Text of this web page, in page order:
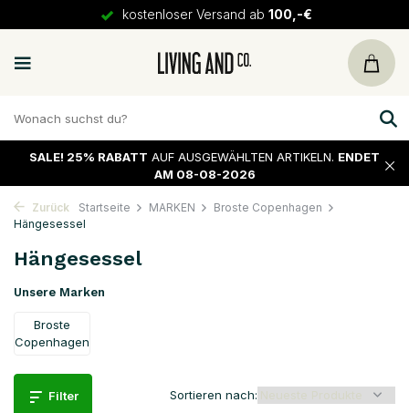
kostenloser Versand ab 100,-€
SALE! 25% RABATT AUF AUSGEWÄHLTEN ARTIKELN. ENDET
AM 08-08-2026
Zurück Startseite MARKEN
Broste Copenhagen
Hängesessel
Hängesessel
Unsere Marken
Broste
Copenhagen
Filter Sortieren nach: